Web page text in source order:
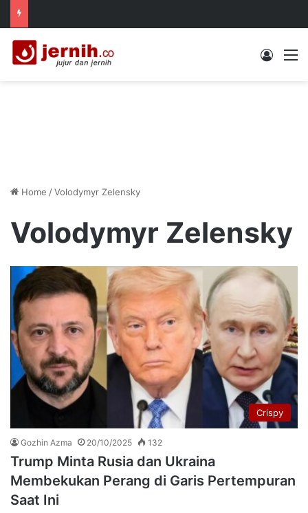
Log In
Home /Volodymyr Zelensky
Volodymyr Zelensky
Crispy
Gozhin Azma 20/10/2025 132
Trump Minta Rusia dan Ukraina
Membekukan Perang di Garis Pertempuran
Saat Ini